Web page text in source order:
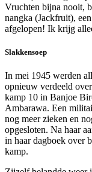
Vruchten bijna nooit,
nangka (Jackfruit),
afgelopen! Ik krijg
Slakkensoep
In mei 1945 werden
opnieuw verdeeld
kamp 10 in Banjoe
Ambarawa. Een
nog meer zieken en
opgesloten. Na haar
in haar dagboek over
kamp.